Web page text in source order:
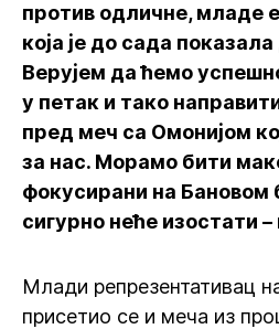
против одличне, младе
која је до сада
Верујем да ћемо
у петак и тако
пред меч са Омонијом
за нас. Морамо бити
фокусирани на Бановом
сигурно неће изостати –
Млади репрезентативац
присетио се и меча из